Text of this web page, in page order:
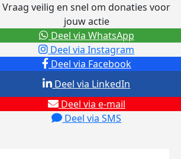
Vraag veilig en snel om donaties voor
jouw actie
Deel via Facebook
Deel via Instagram
Deel via e-mail
Deel via SMS
Deel via LinkedIn
Deel via WhatsApp